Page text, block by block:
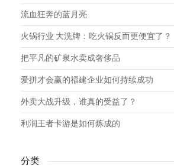
流血狂奔的蓝月亮
火锅行业 大洗牌：吃火锅反而更便宜了？
把平凡的矿泉水卖成奢侈品
爱拼才会赢的福建企业如何持续成功
外卖大战升级，谁真的受益了？
利润王者卡游是如何炼成的
分类